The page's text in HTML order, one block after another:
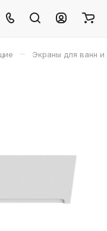
– Экраны для ванн и